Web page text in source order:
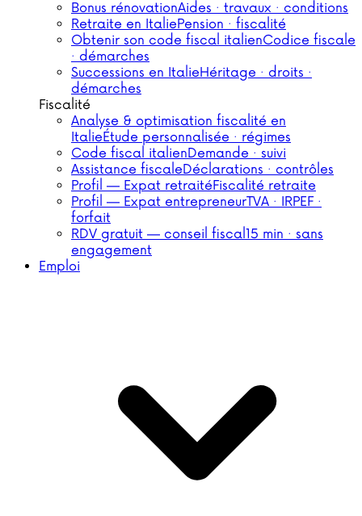
Bonus rénovationAides · travaux · conditions
Retraite en ItaliePension · fiscalité
Obtenir son code fiscal italienCodice fiscale
· démarches
Successions en ItalieHéritage · droits ·
démarches
Fiscalité
Analyse & optimisation fiscalité en
ItalieÉtude personnalisée · régimes
Code fiscal italienDemande · suivi
Assistance fiscaleDéclarations · contrôles
Profil — Expat retraitéFiscalité retraite
Profil — Expat entrepreneurTVA · IRPEF ·
forfait
RDV gratuit — conseil fiscal15 min · sans
engagement
Emploi